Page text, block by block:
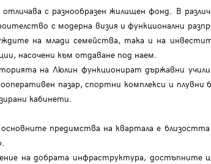
отличава с разнообразен жилищен фонд. В
с модерна визия и функционални
на млади семейства, така и на
насочени към отдаване под наем.
на Люлин функционират държавни
пазар, спортни комплекси и
кабинети.
предимства на квартала е
на добрата инфраструктура,